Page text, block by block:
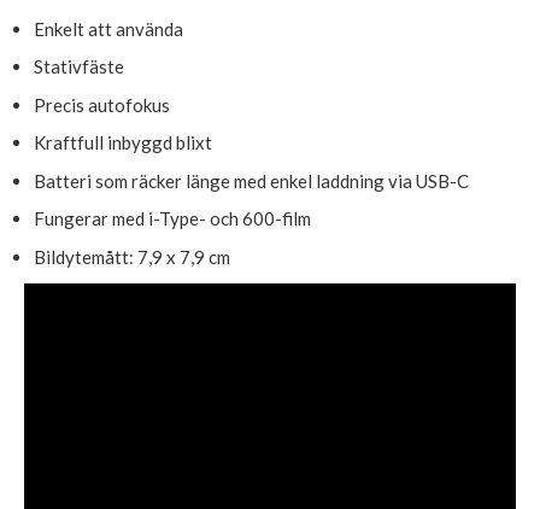
Enkelt att använda
Stativfäste
Precis autofokus
Kraftfull inbyggd blixt
Batteri som räcker länge med enkel laddning via USB-C
Fungerar med i-Type- och 600-film
Bildytemått: 7,9 x 7,9 cm